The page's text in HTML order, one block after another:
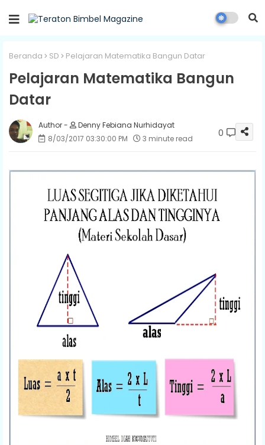
Beranda SD Pelajaran Matematika Bangun Datar
Pelajaran Matematika Bangun
Datar
Denny Febiana Nurhidayat
8/03/2017 03:30:00 PM
3 minute read 0